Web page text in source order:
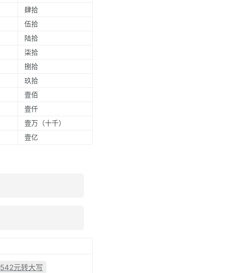
肆拾
伍拾
陆拾
柒拾
捌拾
玖拾
壹佰
壹仟
壹万（十千）
壹亿
542元转大写